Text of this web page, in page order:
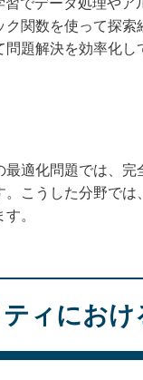
関数を使って探
題解決を効率化し
適化問題では、
こうした分野で
。
ィにお